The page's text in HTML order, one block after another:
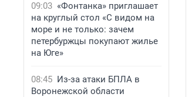
09:03 «Фонтанка» приглашает
на круглый стол «С видом на
море и не только: зачем
петербуржцы покупают жилье
на Юге»
08:45 Из-за атаки БПЛА в
Воронежской области